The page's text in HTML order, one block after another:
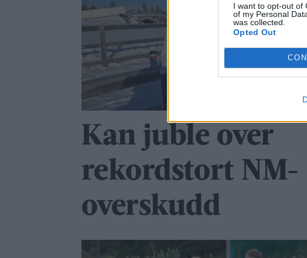
I want to opt-out of
of my Personal
was collected.
Opted Out
Kan juble over
rekordstort NM-
overskudd